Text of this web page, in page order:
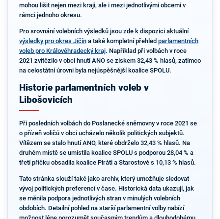
mohou lišit nejen mezi kraji, ale i mezi jednotlivými obcemi v
rámci jednoho okresu.
Pro srovnání volebních výsledků jsou zde k dispozici aktuální
výsledky pro okres Jičína také kompletní přehled parlamentních
voleb pro Královéhradecký kraj. Například při volbách v roce
2021 zvítězilo v obci hnutí ANO se ziskem 32,43 % hlasů, zatímco
na celostátní úrovni byla nejúspěšnější koalice SPOLU.
Historie parlamentních voleb v
Libošovicích
Při posledních volbách do Poslanecké sněmovny v roce 2021 se
o přízeň voličů v obci ucházelo několik politických subjektů.
Vítězem se stalo hnutí ANO, které obdrželo 32,43 % hlasů. Na
druhém místě se umístila koalice SPOLU s podporou 28,04 % a
třetí příčku obsadila koalice Piráti a Starostové s 10,13 % hlasů.
Tato stránka slouží také jako archiv, který umožňuje sledovat
vývoj politických preferencí v čase. Historická data ukazují, jak
se měnila podpora jednotlivých stran v minulých volebních
obdobích. Detailní pohled na starší parlamentní volby nabízí